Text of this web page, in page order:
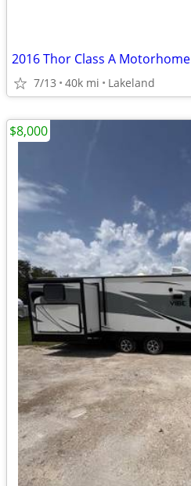
2016 Thor Class A Motorhome
7/13 40k mi Lakeland
$8,000